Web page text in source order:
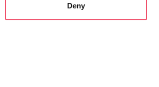
Deny